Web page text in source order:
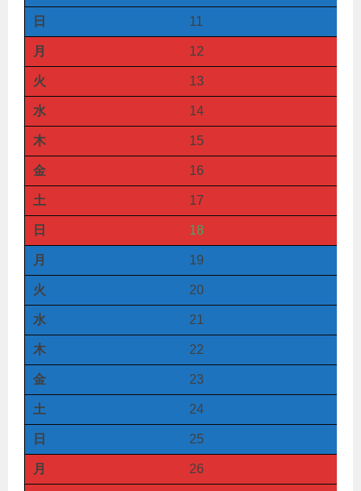
日 11
月 12
火 13
水 14
木 15
金 16
土 17
日 18
月 19
火 20
水 21
木 22
金 23
土 24
日 25
月 26